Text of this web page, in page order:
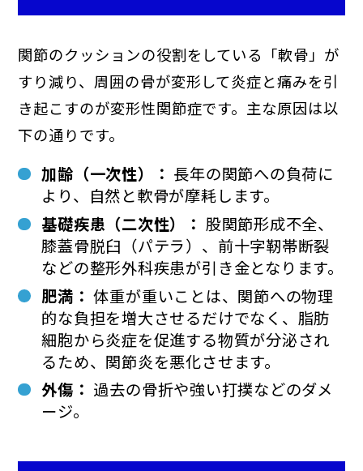
関節のクッションの役割をしている「軟骨」が
すり減り、周囲の骨が変形して炎症と痛みを引
き起こすのが変形性関節症です。主な原因は以
下の通りです。
加齢（一次性）： 長年の関節への負荷に
より、自然と軟骨が摩耗します。
基礎疾患（二次性）： 股関節形成不全、
膝蓋骨脱臼（パテラ）、前十字靭帯断裂
などの整形外科疾患が引き金となります。
肥満： 体重が重いことは、関節への物理
的な負担を増大させるだけでなく、脂肪
細胞から炎症を促進する物質が分泌され
るため、関節炎を悪化させます。
外傷： 過去の骨折や強い打撲などのダメ
ージ。